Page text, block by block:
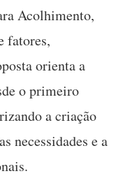
Acolhimento,
fatores,
orienta a
o primeiro
a criação
necessidades e a